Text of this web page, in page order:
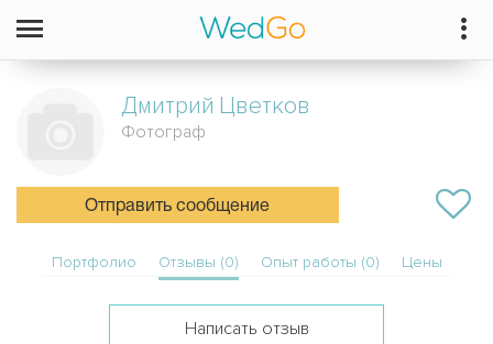
Дмитрий Цветков
Фотограф
Отправить сообщение
Портфолио Отзывы (0) Опыт работы (0) Цены
Написать отзыв